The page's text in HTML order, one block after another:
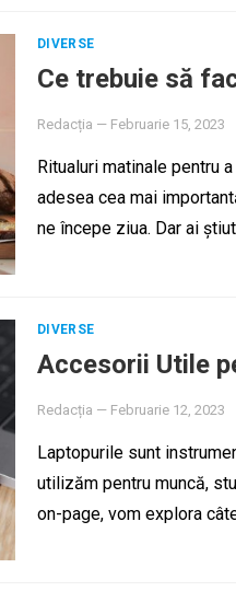
DIVERSE
Ce trebuie să
Redacția — Februarie 15, 2023
Ritualuri matinale pentru
adesea cea mai
ne începe ziua. Dar ai
DIVERSE
Accesorii Utile
Redacția — Februarie 12, 2023
Laptopurile sunt
utilizăm pentru muncă,
on-page, vom explora